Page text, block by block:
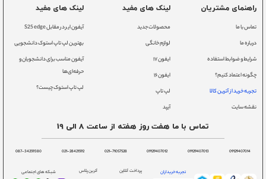
راهنمای مشتریان
تماس با ما
درباره ما
شرایط و ضوابط استفاده
چگونه اعتماد کنیم؟
تجربه خرید از آترین کالا
نقشه سایت
لینک های مفید
محصولات جدید
لوازم خانگی
ایفون ۱۷
ایفون ۱۶
لپ تاپ
آیپد
لینک های مفید
آیفون ایر در مقابل S25 edge
بهترین لپ تاپ استوک دانشجویی
آیفون مناسب برای دانشجویان و
حرفه‌ای‌ها
لپ تاپ استوک چیست؟
تماس با ما هفت روز هفته از ساعت 8 الی 19
09129407014
09129407013
09129407012
021-71057528
021-28421592
087-34259380
تجربه خریداران پرداخت آنلاین آترین پلاس شبکه های اجتماعی